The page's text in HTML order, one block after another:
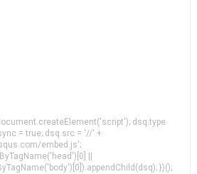
dsq.type
= true; dsq.src = '//' +
embed.js';
||
})();